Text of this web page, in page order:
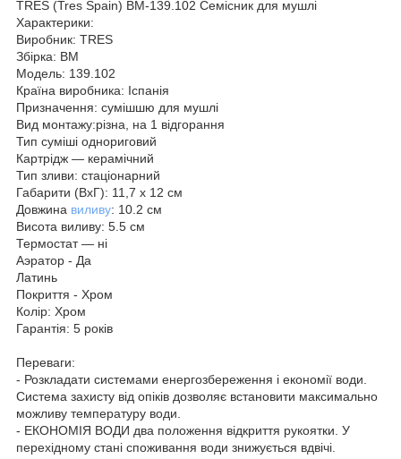
TRES (Tres Spain) BM-139.102 Семісник для мушлі
Характерики:
Виробник: TRES
Збірка: BM
Модель: 139.102
Країна виробника: Іспанія
Призначення: сумішшю для мушлі
Вид монтажу:різна, на 1 відгорання
Тип суміші однориговий
Картрідж — керамічний
Тип зливи: стаціонарний
Габарити (ВхГ): 11,7 х 12 см
Довжина виливу: 10.2 см
Висота виливу: 5.5 см
Термостат — ні
Аэратор - Да
Латинь
Покриття - Хром
Колір: Хром
Гарантія: 5 років
Переваги:
- Розкладати системами енергозбереження і економії води.
Система захисту від опіків дозволяє встановити максимально
можливу температуру води.
- ЕКОНОМІЯ ВОДИ два положення відкриття рукоятки. У
перехідному стані споживання води знижується вдвічі.